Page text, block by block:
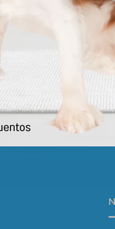
Pro Plan Gato Sensitive